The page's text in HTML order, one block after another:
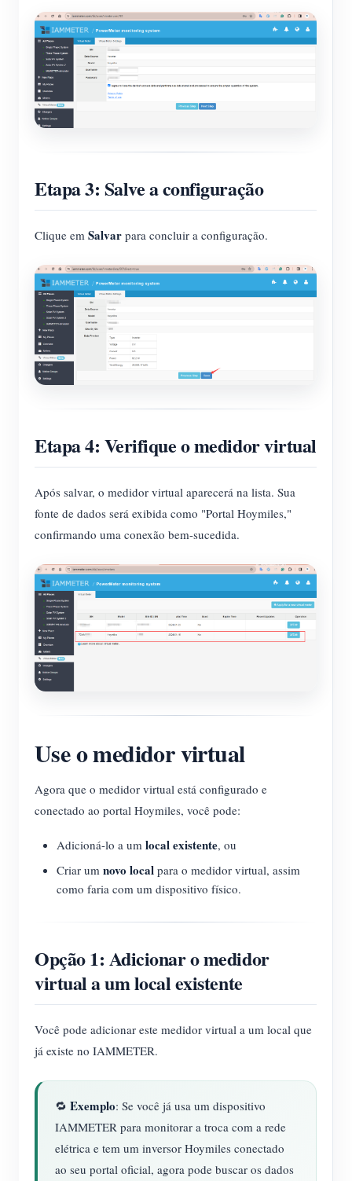
Etapa 3: Salve a configuração
Clique em Salvar para concluir a configuração.
Etapa 4: Verifique o medidor virtual
Após salvar, o medidor virtual aparecerá na lista. Sua
fonte de dados será exibida como "Portal Hoymiles,"
confirmando uma conexão bem-sucedida.
Use o medidor virtual
Agora que o medidor virtual está configurado e
conectado ao portal Hoymiles, você pode:
Adicioná-lo a um local existente, ou
Criar um novo local para o medidor virtual, assim
como faria com um dispositivo físico.
Opção 1: Adicionar o medidor
virtual a um local existente
Você pode adicionar este medidor virtual a um local que
já existe no IAMMETER.
🔁 Exemplo: Se você já usa um dispositivo
IAMMETER para monitorar a troca com a rede
elétrica e tem um inversor Hoymiles conectado
ao seu portal oficial, agora pode buscar os dados